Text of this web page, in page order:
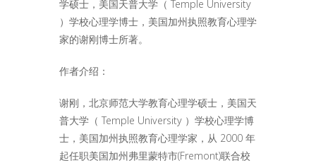
学硕士，美国天普大学（ Temple University
）学校心理学博士，美国加州执照教育心理学
家的谢刚博士所著。
作者介绍：
谢刚，北京师范大学教育心理学硕士，美国天
普大学（ Temple University ）学校心理学博
士，美国加州执照教育心理学家，从 2000 年
起任职美国加州弗里蒙特市(Fremont)联合校